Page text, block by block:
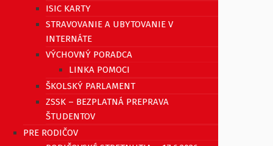
ISIC KARTY
STRAVOVANIE A UBYTOVANIE V
INTERNÁTE
VÝCHOVNÝ PORADCA
LINKA POMOCI
ŠKOLSKÝ PARLAMENT
ZSSK – BEZPLATNÁ PREPRAVA
ŠTUDENTOV
PRE RODIČOV